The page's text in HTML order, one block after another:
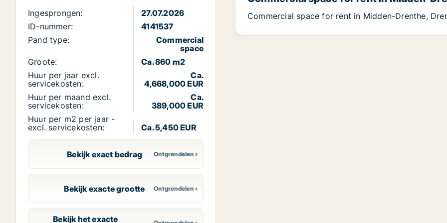
Ingesprongen:
27.07.2026
ID-nummer:
4141537
Pand type:
Commercial
space
Groote:
Ca. 860 m2
Huur per jaar excl.
servicekosten:
Ca.
4,668,000 EUR
Huur per maand excl.
servicekosten:
Ca.
389,000 EUR
Huur per m2 per jaar -
excl. servicekosten:
Ca. 5,450 EUR
Bekijk exact bedrag
Bekijk exacte grootte
Bekijk het exacte
Commercial space for rent in Midden-Drenthe,